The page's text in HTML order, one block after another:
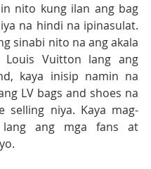
nito kung ilan ang bag
na hindi na ipinasulat.
sinabi nito na ang akala
Louis Vuitton lang ang
kaya inisip namin na
LV bags and shoes na
selling niya. Kaya mag-
ang mga fans at